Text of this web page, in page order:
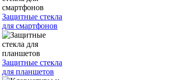
Защитные стекла
для смартфонов
Защитные стекла
для планшетов